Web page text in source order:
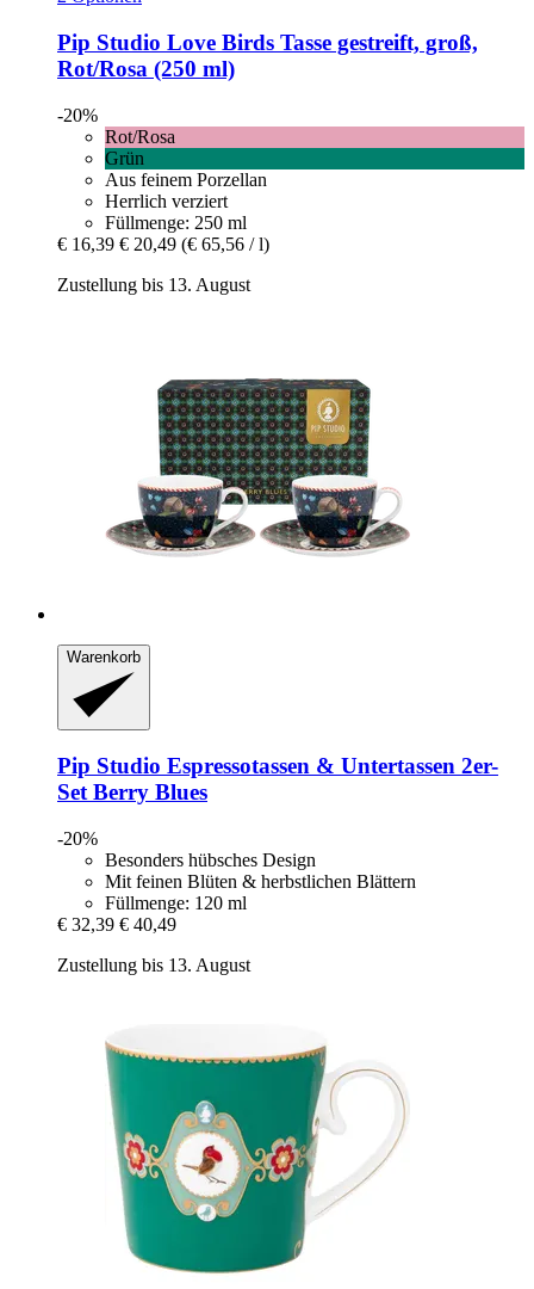
Pip Studio Love Birds Tasse gestreift, groß,
Rot/Rosa (250 ml)
-20%
Rot/Rosa
Grün
Aus feinem Porzellan
Herrlich verziert
Füllmenge: 250 ml
€ 16,39 € 20,49 (€ 65,56 / l)
Zustellung bis 13. August
Warenkorb
Pip Studio Espressotassen & Untertassen 2er-​
Set Berry Blues
-20%
Besonders hübsches Design
Mit feinen Blüten & herbstlichen Blättern
Füllmenge: 120 ml
€ 32,39 € 40,49
Zustellung bis 13. August